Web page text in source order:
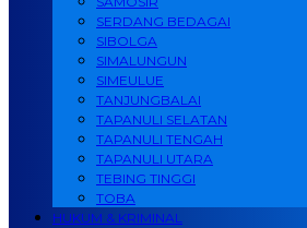
SERDANG BEDAGAI
SIBOLGA
SIMALUNGUN
SIMEULUE
TANJUNGBALAI
TAPANULI SELATAN
TAPANULI TENGAH
TAPANULI UTARA
TEBING TINGGI
TOBA
HUKUM & KRIMINAL